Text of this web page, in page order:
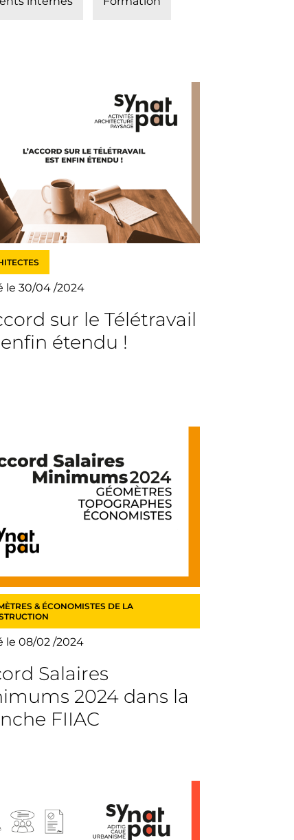
le 30/04 /2024
sur le Télétravail
étendu !
& ÉCONOMISTES DE LA
le 08/02 /2024
Salaires
2024 dans la
FIIAC